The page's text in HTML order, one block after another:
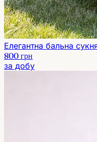
Елегантна бальна
800 грн
за добу